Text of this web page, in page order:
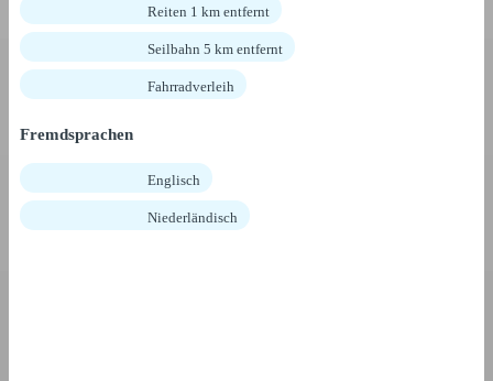
Reiten 1 km entfernt
Seilbahn 5 km entfernt
Fahrradverleih
Fremdsprachen
Englisch
Niederländisch